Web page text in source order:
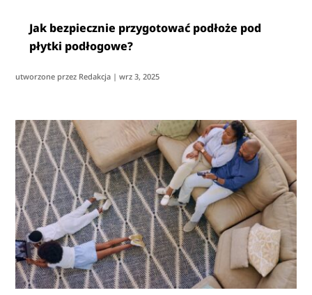
Jak bezpiecznie przygotować podłoże pod
płytki podłogowe?
utworzone przez Redakcja |wrz 3, 2025